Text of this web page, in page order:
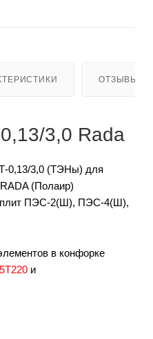
ОТЗЫВЫ
3,0 Rada
0,13/3,0 (ТЭНы) для
(Полаир)
плит ПЭС-2(Ш), ПЭС-4(Ш),
в конфорке
и